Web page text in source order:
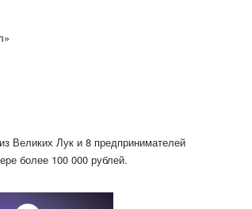
Великих Лук и 8 предпринимателей
более 100 000 рублей.